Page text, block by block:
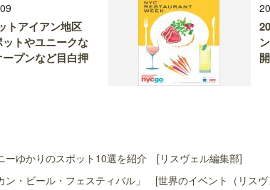
トアイアン地区
トやユニークな
プンなど目白押
ーゆかりのスポット10選を紹介 [リスヴェル編集部]
ン・ビール・フェスティバル」 [世界のイベント（リス